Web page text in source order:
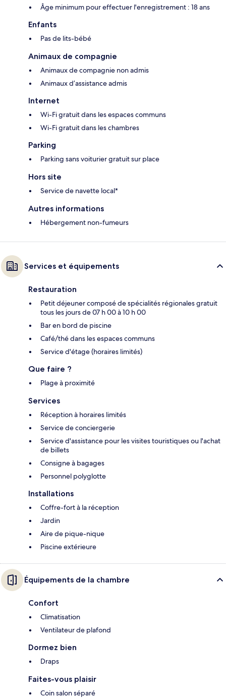
Âge minimum pour effectuer l'enregistrement : 18 ans
Enfants
Pas de lits-bébé
Animaux de compagnie
Animaux de compagnie non admis
Animaux d’assistance admis
Internet
Wi-Fi gratuit dans les espaces communs
Wi-Fi gratuit dans les chambres
Parking
Parking sans voiturier gratuit sur place
Hors site
Service de navette local*
Autres informations
Hébergement non-fumeurs
Services et équipements
Restauration
Petit déjeuner composé de spécialités régionales gratuit
tous les jours de 07 h 00 à 10 h 00
Bar en bord de piscine
Café/thé dans les espaces communs
Service d'étage (horaires limités)
Que faire ?
Plage à proximité
Services
Réception à horaires limités
Service de conciergerie
Service d'assistance pour les visites touristiques ou l'achat
de billets
Consigne à bagages
Personnel polyglotte
Installations
Coffre-fort à la réception
Jardin
Aire de pique-nique
Piscine extérieure
Équipements de la chambre
Confort
Climatisation
Ventilateur de plafond
Dormez bien
Draps
Faites-vous plaisir
Coin salon séparé